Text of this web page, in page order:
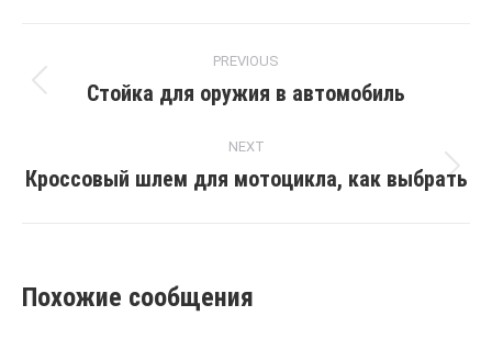
navigation
PREVIOUS
Previous
Стойка для оружия в автомобиль
NEXT
Next
Кроссовый шлем для мотоцикла, как выбрать
Похожие сообщения